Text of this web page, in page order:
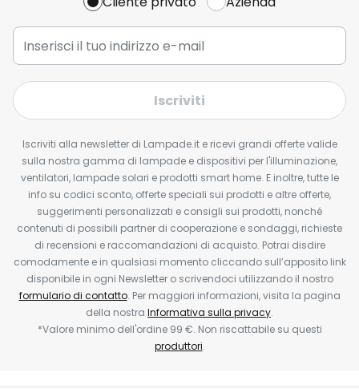
Iscriviti
Iscriviti alla newsletter di Lampade.it e ricevi grandi offerte valide
sulla nostra gamma di lampade e dispositivi per l'illuminazione,
ventilatori, lampade solari e prodotti smart home. E inoltre, tutte le
info su codici sconto, offerte speciali sui prodotti e altre offerte,
suggerimenti personalizzati e consigli sui prodotti, nonché
contenuti di possibili partner di cooperazione e sondaggi, richieste
di recensioni e raccomandazioni di acquisto. Potrai disdire
comodamente e in qualsiasi momento cliccando sull’apposito link
disponibile in ogni Newsletter o scrivendoci utilizzando il nostro
formulario di contatto. Per maggiori informazioni, visita la pagina
della nostra Informativa sulla privacy.
*Valore minimo dell'ordine 99 €. Non riscattabile su questi
produttori.